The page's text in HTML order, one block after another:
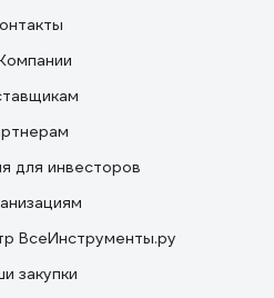
для инвесторов
ВсеИнструменты.ру
закупки